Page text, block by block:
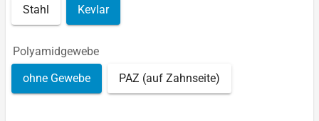
Stahl Kevlar
Polyamidgewebe
ohne Gewebe PAZ (auf Zahnseite)